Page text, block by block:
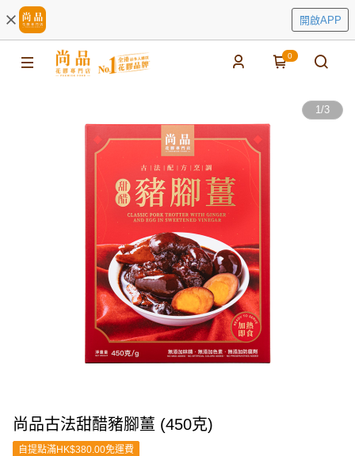
開啟APP
0
1/3
尚品古法甜醋豬腳薑 (450克)
自提點滿HK$380.00免運費